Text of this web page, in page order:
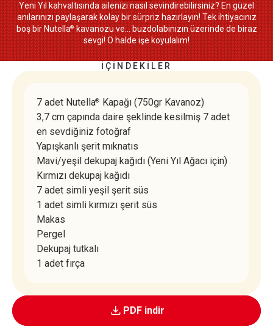
Yeni Yıl kahvaltısında ailenizi nasıl sevindirebilirsiniz? En güzel
anılarınızı paylaşarak kolay bir sürpriz hazırlayın! Tek ihtiyacınız
boş bir Nutella®kavanozu ve... buzdolabınızın üzerinde de biraz
sevgi! O halde işe koyulalım!
İÇİNDEKİLER
7 adet Nutella® Kapağı (750gr Kavanoz)
3,7 cm çapında daire şeklinde kesilmiş 7 adet
en sevdiğiniz fotoğraf
Yapışkanlı şerit mıknatıs
Mavi/yeşil dekupaj kağıdı (Yeni Yıl Ağacı için)
Kırmızı dekupaj kağıdı
7 adet simli yeşil şerit süs
1 adet simli kırmızı şerit süs
Makas
Pergel
Dekupaj tutkalı
1 adet fırça
PDF indir